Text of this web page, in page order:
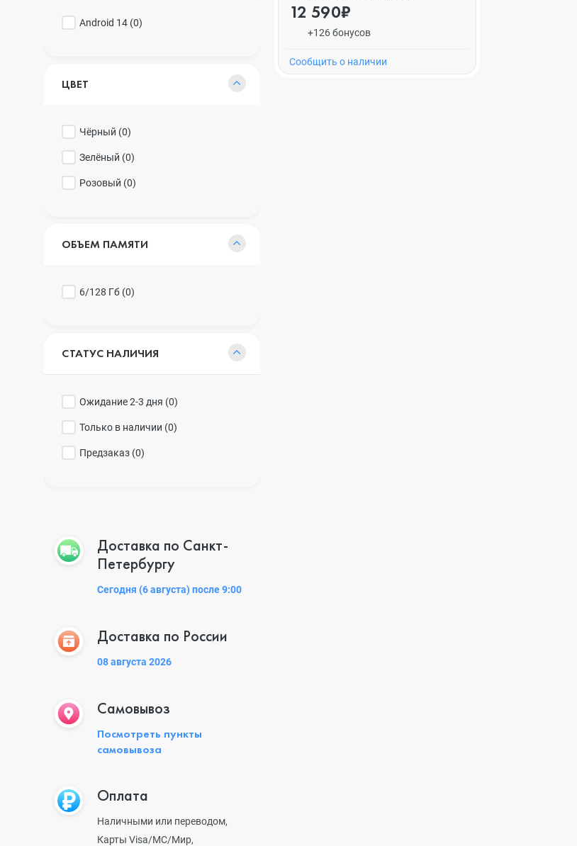
Android 14 (0)
ЦВЕТ
Чёрный (0)
Зелёный (0)
Розовый (0)
ОБЪЕМ ПАМЯТИ
6/128 Гб (0)
СТАТУС НАЛИЧИЯ
Ожидание 2-3 дня (0)
Только в наличии (0)
Предзаказ (0)
Доставка по Санкт-
Петербургу
Сегодня (6 августа) после 9:00
Доставка по России
08 августа 2026
Самовывоз
Посмотреть пункты
самовывоза
Оплата
Наличными или переводом,
Карты Visa/MC/Мир,
12 590₽
+126 бонусов
Cообщить о наличии